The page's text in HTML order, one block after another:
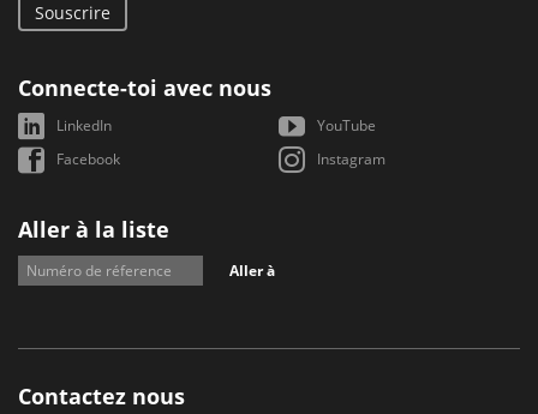
Souscrire
Connecte-toi avec nous
LinkedIn
YouTube
Facebook
Instagram
Aller à la liste
Aller à
Contactez nous